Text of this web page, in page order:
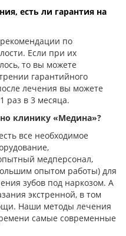
есть ли гарантия на
по
Если при их
то вы можете
гарантийного
лечения вы можете
раз в 3 месяца.
клинику «Медина»?
все необходимое
медперсонал,
опытом работы) для
зубов под наркозом. А
экстренной, в том
Наши методы лечения
самые современные